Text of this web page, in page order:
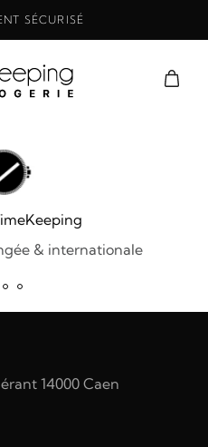
SÉCURISÉ
& internationale
14000 Caen